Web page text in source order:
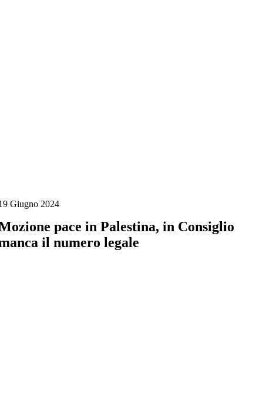
Giugno 2024
pace in Palestina, in Consiglio
il numero legale